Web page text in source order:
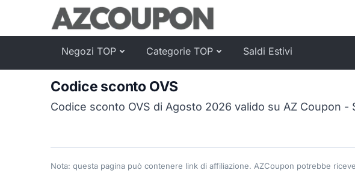
Negozi TOP Categorie TOP Saldi Estivi
Codice sconto OVS
Codice sconto OVS di Agosto 2026 valido su AZ Coupon
Nota: questa pagina può contenere link di affiliazione. AZCoupon potrebbe